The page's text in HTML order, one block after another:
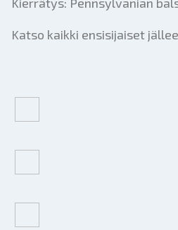
Katso kaikki ensisijaiset